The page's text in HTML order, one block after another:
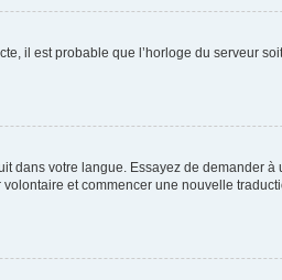
il est probable que l’horloge du serveur
votre langue. Essayez de demander à
et commencer une nouvelle